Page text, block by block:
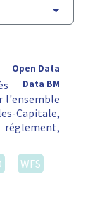
Open Data
Data BM
l'ensemble
Capitale,
WFS